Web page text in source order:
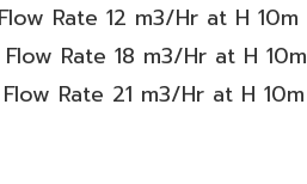
Rate 12 m3/Hr at H 10m
Rate 18 m3/Hr at H 10m
Rate 21 m3/Hr at H 10m